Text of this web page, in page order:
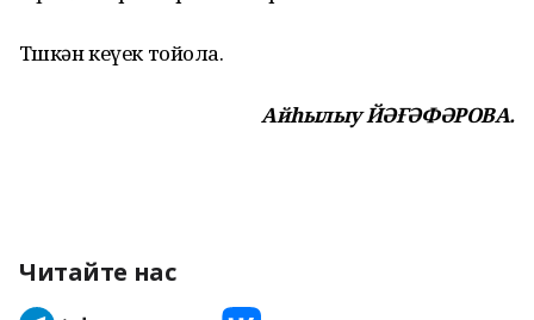
Төшкән кеүек тойола.
Айһылыу ЙӘҒӘФӘРОВА.
Читайте нас